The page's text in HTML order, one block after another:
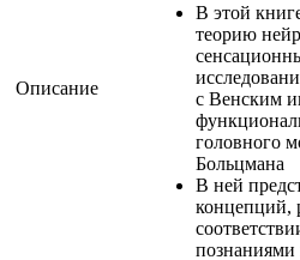
Описание
В этой
теорию
с Венским
головного
Больцмана
В ней
концепций,
познаниями